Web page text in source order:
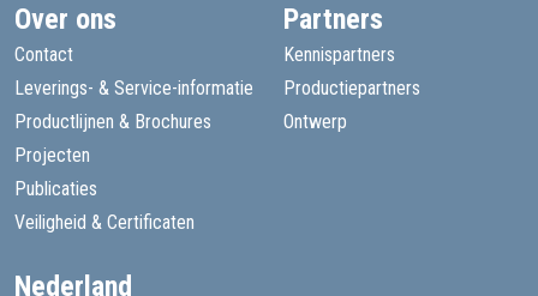
Over ons
Contact
Leverings- & Service-informatie
Productlijnen & Brochures
Projecten
Publicaties
Veiligheid & Certificaten
Partners
Kennispartners
Productiepartners
Ontwerp
Nederland